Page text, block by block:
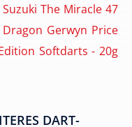
The Miracle 47
Dragon Gerwyn Price
Softdarts - 20g
DART-